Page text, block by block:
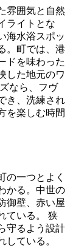
雰囲気と自然
ライトとな
海水浴スポッ
。町では、港
ドを味わった
した地元のワ
なら、フヴ
き、洗練され
を楽しむ時間
の一つとよく
かる。中世の
御壁、赤い屋
ている。 狭
守るよう設計
している。